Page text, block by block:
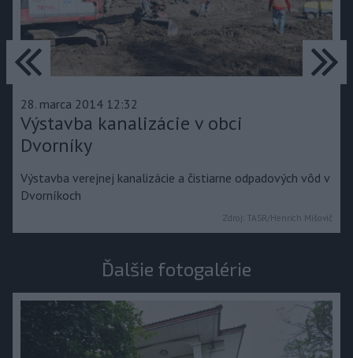
28. marca 2014 12:32
Výstavba kanalizácie v obci
Dvorníky
Výstavba verejnej kanalizácie a čistiarne odpadových vôd v
Dvorníkoch
Zdroj: TASR/Henrich Mišovič
predchádzajúce
Ďalšie fotogalérie